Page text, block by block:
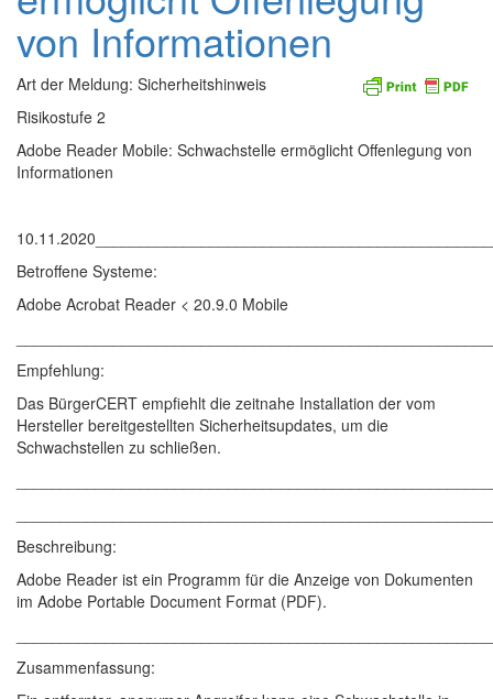
von Informationen
Art der Meldung: Sicherheitshinweis
Risikostufe 2
Adobe Reader Mobile: Schwachstelle ermöglicht Offenlegung von
Informationen
Betroffene Systeme:
Adobe Acrobat Reader < 20.9.0 Mobile
Empfehlung:
Das BürgerCERT empfiehlt die zeitnahe Installation der vom
Hersteller bereitgestellten Sicherheitsupdates, um die
Schwachstellen zu schließen.
Beschreibung:
Adobe Reader ist ein Programm für die Anzeige von Dokumenten
im Adobe Portable Document Format (PDF).
Zusammenfassung: